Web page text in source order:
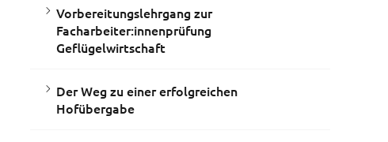
Vorbereitungslehrgang zur
Facharbeiter:innenprüfung
Geflügelwirtschaft
Der Weg zu einer erfolgreichen
Hofübergabe